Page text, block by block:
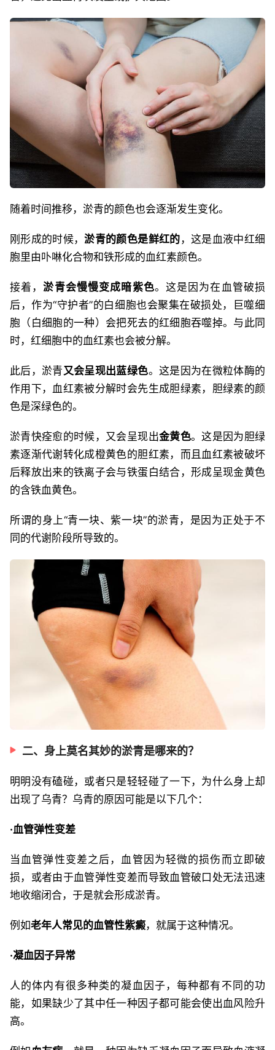
随着时间推移，淤青的颜色也会逐渐发生变化。
刚形成的时候，淤青的颜色是鲜红的 ，这是血液中红细
胞里由卟啉化合物和铁形成的血红素颜色。
接着，淤青会慢慢变成暗紫色。这是因为在血管破损
后，作为“守护者”的白细胞也会聚集在破损处，巨噬细
胞（白细胞的一种）会把死去的红细胞吞噬掉。与此同
时，红细胞中的血红素也会被分解。
此后，淤青又会呈现出蓝绿色。这是因为在微粒体酶的
作用下，血红素被分解时会先生成胆绿素，胆绿素的颜
色是深绿色的。
淤青快痊愈的时候，又会呈现出金黄色。这是因为胆绿
素逐渐代谢转化成橙黄色的胆红素，而且血红素被破坏
后释放出来的铁离子会与铁蛋白结合，形成呈现金黄色
的含铁血黄色。
所谓的身上“青一块、紫一块”的淤青，是因为正处于不
同的代谢阶段所导致的。
二、身上莫名其妙的淤青是哪来的？
明明没有磕碰，或者只是轻轻碰了一下，为什么身上却
出现了乌青？乌青的原因可能是以下几个：
·血管弹性变差
当血管弹性变差之后，血管因为轻微的损伤而立即破
损，或者由于血管弹性变差而导致血管破口处无法迅速
地收缩闭合，于是就会形成淤青。
例如老年人常见的血管性紫癜，就属于这种情况。
·凝血因子异常
人的体内有很多种类的凝血因子，每种都有不同的功
能，如果缺少了其中任一种因子都可能会使出血风险升
高。